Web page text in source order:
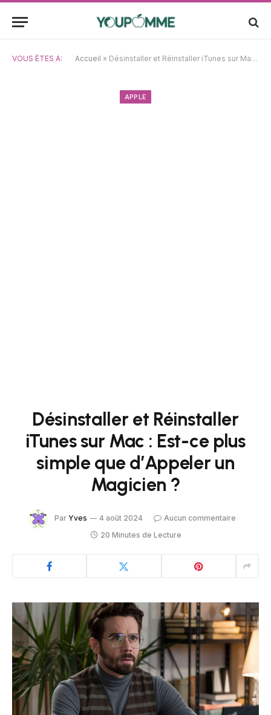
VOUS ÊTES À: Accueil » Désinstaller et Réinstaller iTunes sur Mac : Est-ce plus simple que d’Appeler un Magicien ?
APPLE
Désinstaller et Réinstaller
iTunes sur Mac : Est-ce plus
simple que d’Appeler un
Magicien ?
Par Yves 4 août 2024
Aucun commentaire
20 Minutes de Lecture